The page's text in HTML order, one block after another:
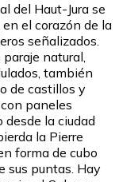
del Haut-Jura se
el corazón de la
señalizados.
natural,
también
de castillos y
paneles
la ciudad
la Pierre
forma de cubo
sus puntas. Hay